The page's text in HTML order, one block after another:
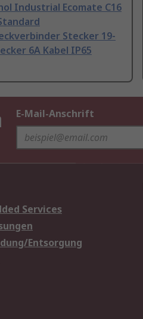
Industrial Ecomate C16
Stecker 19-
6A Kabel IP65
E-Mail-Anschrift
Services
Entsorgung